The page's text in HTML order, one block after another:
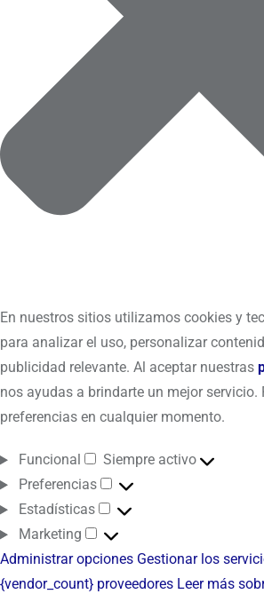
En nuestros sitios utilizamos cookies y
para analizar el uso, personalizar
publicidad relevante. Al aceptar nuestras
nos ayudas a brindarte un mejor servicio.
preferencias en cualquier momento.
Funcional
Siempre activo
Preferencias
Estadísticas
Marketing
Administrar opciones Gestionar los
{vendor_count} proveedores Leer más